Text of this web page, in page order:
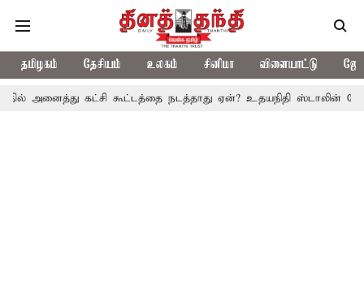
தமிழகம் தேசியம் உலகம் சினிமா விளையாட்டு
கட்சி கூட்டத்தை நடத்தாது ஏன்? உதயநிதி ஸ்டாலின் கேள்வி